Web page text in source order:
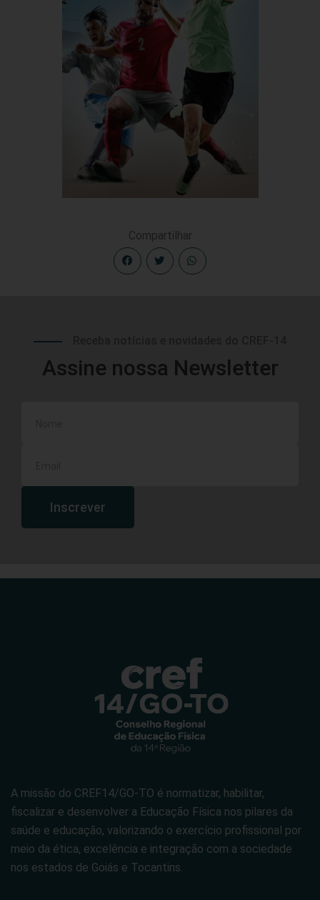
Compartilhar
Assine nossa Newsletter
Inscrever
A missão do CREF14/GO-TO é normatizar, habilitar,
fiscalizar e desenvolver a Educação Física nos pilares da
saúde e educação, valorizando o exercício profissional por
meio da ética, excelência e integração com a sociedade
nos estados de Goiás e Tocantins.